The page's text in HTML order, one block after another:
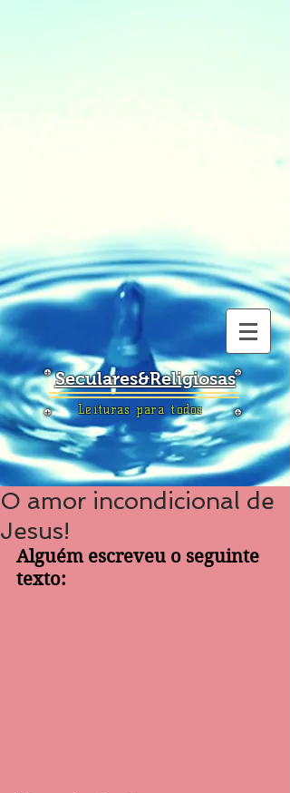
Seculares&Religiosas
Leituras para todos
O amor incondicional de
Jesus!
Alguém escreveu o seguinte
texto: